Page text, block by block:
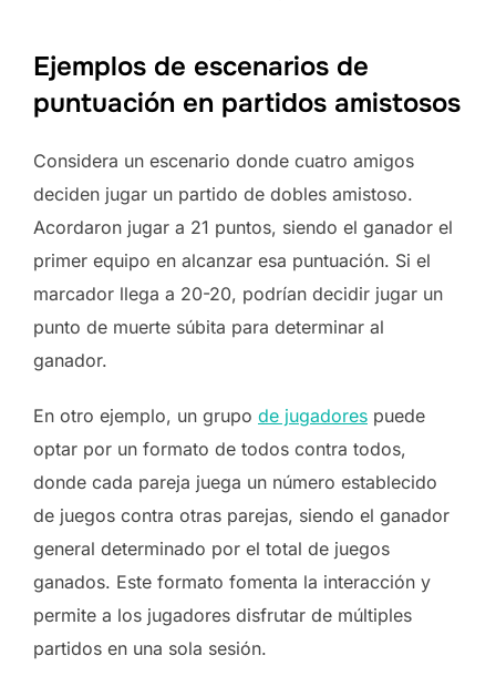
Ejemplos de escenarios de
puntuación en partidos amistosos
Considera un escenario donde cuatro amigos
deciden jugar un partido de dobles amistoso.
Acordaron jugar a 21 puntos, siendo el ganador el
primer equipo en alcanzar esa puntuación. Si el
marcador llega a 20-20, podrían decidir jugar un
punto de muerte súbita para determinar al
ganador.
En otro ejemplo, un grupo de jugadores puede
optar por un formato de todos contra todos,
donde cada pareja juega un número establecido
de juegos contra otras parejas, siendo el ganador
general determinado por el total de juegos
ganados. Este formato fomenta la interacción y
permite a los jugadores disfrutar de múltiples
partidos en una sola sesión.